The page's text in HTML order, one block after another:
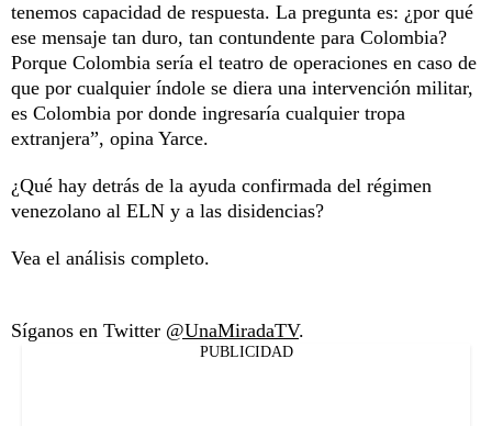
tenemos capacidad de respuesta. La pregunta es: ¿por qué
ese mensaje tan duro, tan contundente para Colombia?
Porque Colombia sería el teatro de operaciones en caso de
que por cualquier índole se diera una intervención militar,
es Colombia por donde ingresaría cualquier tropa
extranjera”, opina Yarce.
¿Qué hay detrás de la ayuda confirmada del régimen
venezolano al ELN y a las disidencias?
Vea el análisis completo.
Síganos en Twitter @UnaMiradaTV.
PUBLICIDAD